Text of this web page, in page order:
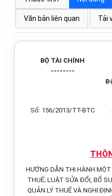
Văn bản liên quan Tải
BỘ TÀI CHÍNH
--------
Số: 156/2013/TT-BTC
HƯỚNG DẪN THI HÀNH
THUẾ; LUẬT SỬA ĐỔI, BỔ
QUẢN LÝ THUẾ VÀ NGHỊ